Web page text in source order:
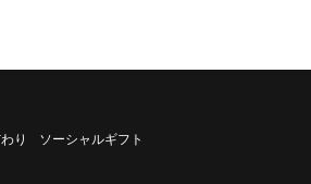
り ソーシャルギフト